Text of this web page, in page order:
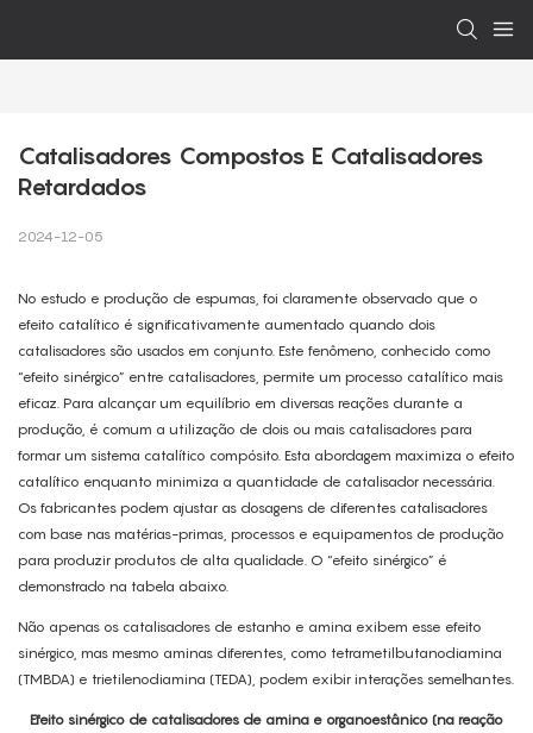
Catalisadores Compostos E Catalisadores
Retardados
2024-12-05
No estudo e produção de espumas, foi claramente observado que o
efeito catalítico é significativamente aumentado quando dois
catalisadores são usados ​​em conjunto. Este fenômeno, conhecido como
“efeito sinérgico” entre catalisadores, permite um processo catalítico mais
eficaz. Para alcançar um equilíbrio em diversas reações durante a
produção, é comum a utilização de dois ou mais catalisadores para
formar um sistema catalítico compósito. Esta abordagem maximiza o efeito
catalítico enquanto minimiza a quantidade de catalisador necessária.
Os fabricantes podem ajustar as dosagens de diferentes catalisadores
com base nas matérias-primas, processos e equipamentos de produção
para produzir produtos de alta qualidade. O “efeito sinérgico” é
demonstrado na tabela abaixo.
Não apenas os catalisadores de estanho e amina exibem esse efeito
sinérgico, mas mesmo aminas diferentes, como tetrametilbutanodiamina
(TMBDA) e trietilenodiamina (TEDA), podem exibir interações semelhantes.
Efeito sinérgico de catalisadores de amina e organoestânico (na reação